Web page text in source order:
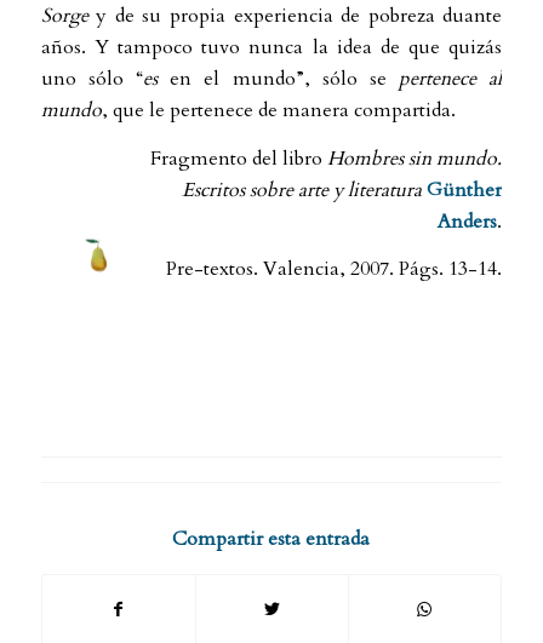
Sorgey de su propia experiencia de pobreza duante
años. Y tampoco tuvo nunca la idea de que quizás
uno sólo “esen el mundo”, sólo se pertenece al
mundo, que le pertenece de manera compartida.
Fragmento del libroHombres sin mundo.
Escritos sobre arte y literaturaGünther
Anders.
Pre-textos. Valencia, 2007. Págs. 13-14.
Compartir esta entrada